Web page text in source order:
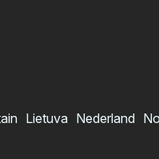
Lietuva Nederland